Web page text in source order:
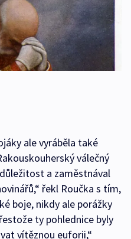
ale vyráběla také
válečný
a zaměstnával
řekl Roučka s tím,
boje, nikdy ale porážky
ty pohlednice byly
vítěznou euforii,“